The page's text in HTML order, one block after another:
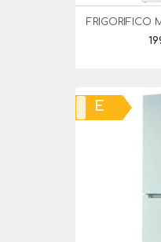
FRIGORIFICO
E